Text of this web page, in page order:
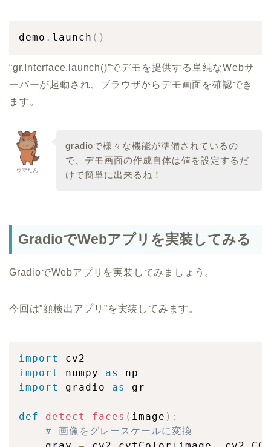
demo . launch ( )
“gr.Interface.launch()”でデモを提供する単純なWebサ
ーバーが起動され、ブラウザからデモ画面を確認でき
ます。
ウマたん
gradioで様々な機能が準備されているの
で、デモ画面の作成自体は値を設定するだ
けで簡単に出来るね！
GradioでWebアプリを実装してみる
GradioでWebアプリを実装してみましょう。
今回は”顔検出アプリ”を実装してみます。
import
import
numpy as
import
gradio as gr
def detect_faces ( image ) :
# 画像をグレースケールに変換